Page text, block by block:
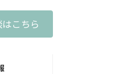
こちら